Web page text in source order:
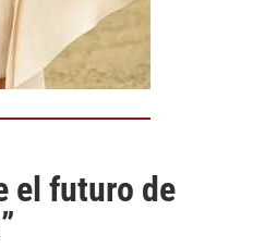
el futuro de